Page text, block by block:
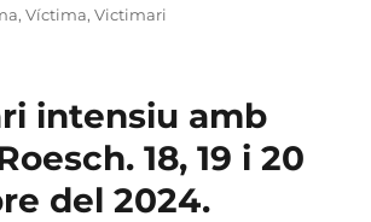
,Víctima,Victimari
intensiu amb
18, 19 i 20
del 2024.